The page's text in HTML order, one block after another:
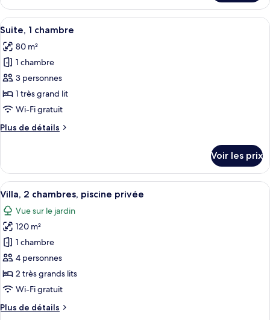
piscine
privée
le
type
de
Villa,
chambre,
piscine
privée
Afficher
toutes
les
photos
pour
ce
type
chambre :
chambre
Suite, 1 chambre | Literie de qualité
18
Suite, 1 chambre
80 m²
1 chambre
3 personnes
1 très grand lit
Wi-Fi gratuit
Plus de détails
Plus
le
type
de
chambre
Suite,
chambre
Voir les prix
Afficher
toutes
les
photos
pour
ce
type
de
chambre :
Villa,
Villa, 2 chambres, piscine privée | Vue
24
Villa, 2 chambres, piscine privée
Vue sur le jardin
120 m²
1 chambre
4 personnes
2 très grands lits
Wi-Fi gratuit
Plus de détails
Plus